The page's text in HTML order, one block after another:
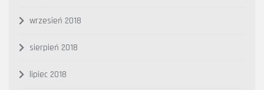
wrzesień 2018
sierpień 2018
lipiec 2018